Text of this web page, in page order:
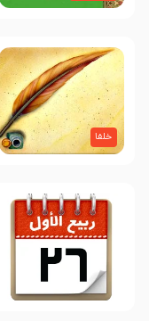
خلفا